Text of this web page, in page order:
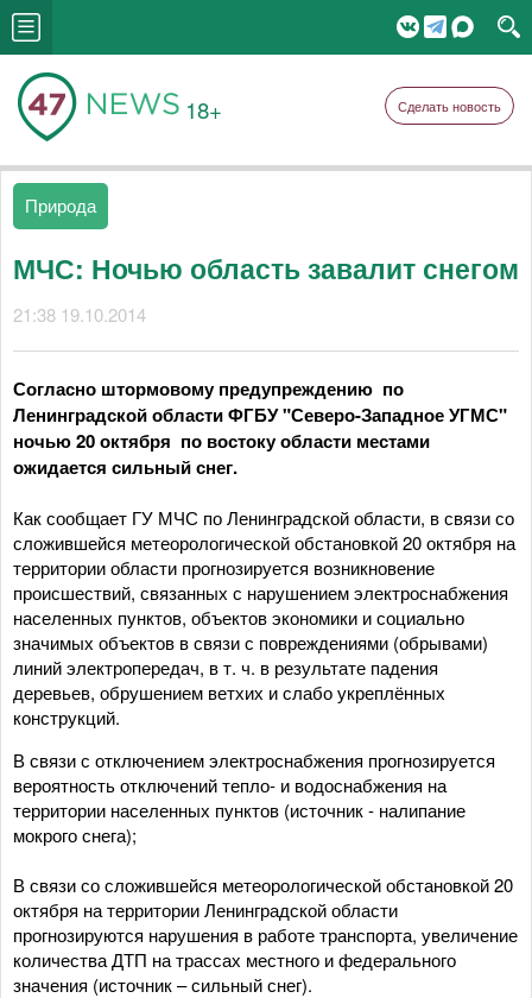
18+ Сделать новость
Природа
МЧС: Ночью область завалит снегом
21:38 19.10.2014
Согласно штормовому предупреждению по
Ленинградской области ФГБУ "Северо-Западное УГМС"
ночью 20 октября по востоку области местами
ожидается сильный снег.
Как сообщает ГУ МЧС по Ленинградской области, в связи со
сложившейся метеорологической обстановкой 20 октября на
территории области прогнозируется возникновение
происшествий, связанных с нарушением электроснабжения
населенных пунктов, объектов экономики и социально
значимых объектов в связи с повреждениями (обрывами)
линий электропередач, в т. ч. в результате падения
деревьев, обрушением ветхих и слабо укреплённых
конструкций.
В связи с отключением электроснабжения прогнозируется
вероятность отключений тепло- и водоснабжения на
территории населенных пунктов (источник - налипание
мокрого снега);
В связи со сложившейся метеорологической обстановкой 20
октября на территории Ленинградской области
прогнозируются нарушения в работе транспорта, увеличение
количества ДТП на трассах местного и федерального
значения (источник – сильный снег).